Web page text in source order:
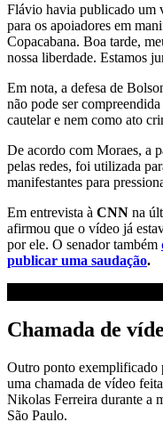
Flávio havia publicado um
para os apoiadores em
Copacabana. Boa tarde,
nossa liberdade. Estamos
Em nota, a defesa de
não pode ser
cautelar e nem como ato
De acordo com Moraes, a
pelas redes, foi utilizada
manifestantes para
Em entrevista à CNN na
afirmou que o vídeo já
por ele. O senador também
publicar uma saudação.
Chamada de
Outro ponto exemplificado
uma chamada de vídeo
Nikolas Ferreira durante a
São Paulo.